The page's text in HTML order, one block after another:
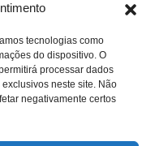
tecnologias como
do dispositivo. O
processar dados
neste site. Não
negativamente certos